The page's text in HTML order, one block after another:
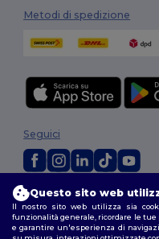
Metodi di spedizione
2026. Tutti i
Termini e Condizioni|Politica
privacy|Politica sui cookie|
Seguici
Questo sito web
Il nostro sito web utilizza sia
funzionalità generale, ricordare le
e garantire un'esperienza di